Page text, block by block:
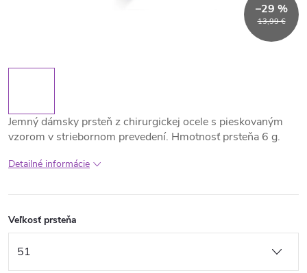
13,99 €
–29 %
Jemný dámsky prsteň z chirurgickej ocele s pieskovaným
vzorom v striebornom prevedení. Hmotnosť prsteňa 6 g.
Detailné informácie
Veľkosť prsteňa